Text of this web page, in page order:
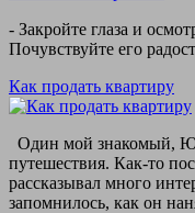
- Закройте глаза и
Почувствуйте его
Как продать квартиру
Один мой знакомый,
путешествия. Как-то
рассказывал много
запомнилось, как он